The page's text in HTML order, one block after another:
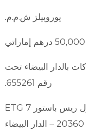
يوروبيلز ش.م.م.
بالدار البيضاء تحت
رقم 655261.
: ساحة شارل نيكول ريس باستور ETG 7